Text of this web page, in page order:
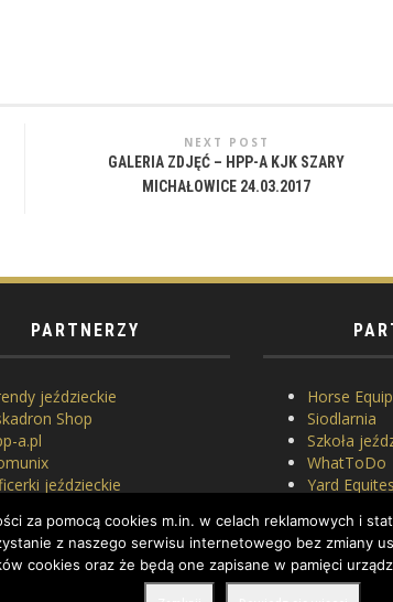
NEXT POST
GALERIA ZDJĘĆ – HPP-A KJK SZARY
MICHAŁOWICE 24.03.2017
PARTNERZY
jeździeckie
Shop
a.pl
jeździeckie
Horse
Siodlarnia
Szkoła
WhatToDo
Yard Equites
za pomocą cookies m.in. w celach reklamowych i
z naszego serwisu internetowego bez zmiany
cookies oraz że będą one zapisane w pamięci